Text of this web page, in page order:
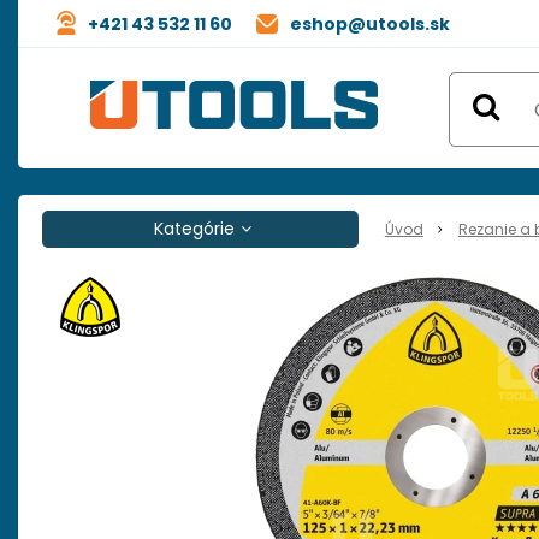
eshop@utools.sk
+421 43 532 11 60
Úvod Rezanie a
Kategórie